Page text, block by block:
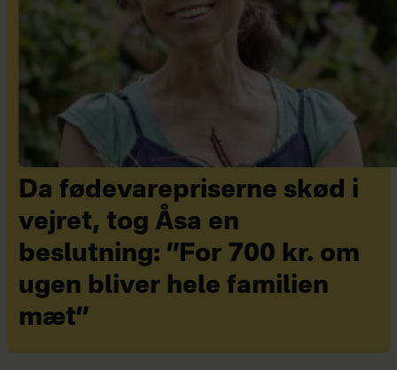
Da fødevarepriserne skød i
vejret, tog Åsa en
beslutning: ”For 700 kr. om
ugen bliver hele familien
mæt”